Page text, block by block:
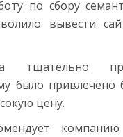
по сбору
вывести
тщательно
было привлечено
цену.